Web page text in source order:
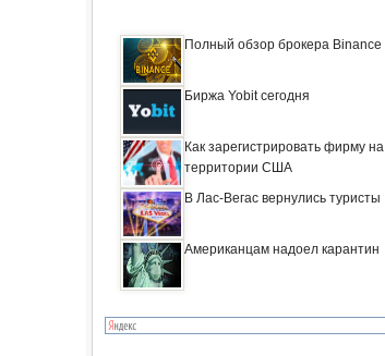
Полный обзор брокера Binance
Биржа Yobit сегодня
Как зарегистрировать фирму на
территории США
В Лас-Вегас вернулись туристы
Американцам надоел карантин